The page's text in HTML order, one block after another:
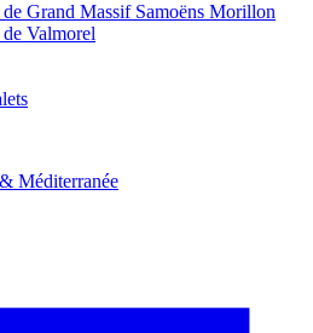
Grand Massif Samoëns Morillon
Valmorel
Méditerranée